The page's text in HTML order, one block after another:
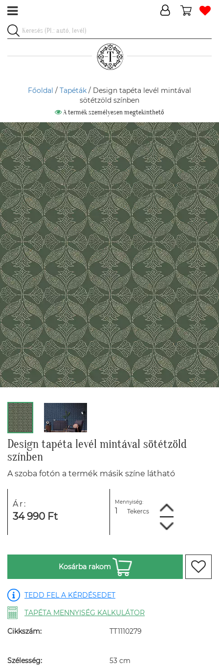
Főoldal / Tapéták / Design tapéta levél mintával
sötétzöld színben
A termék személyesen megtekinthető
Design tapéta levél mintával sötétzöld
színben
A szoba fotón a termék másik színe látható
Ár:
34 990 Ft
Mennyiség:
Tekercs
Kosárba rakom
TEDD FEL A KÉRDÉSEDET
TAPÉTA MENNYISÉG KALKULÁTOR
Cikkszám: TT1110279
Szélesség:
53 cm